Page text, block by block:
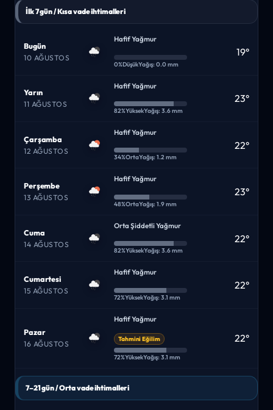
İlk 7 gün / Kısa vade ihtimalleri
Bugün
10 AĞUSTOS
Hafif Yağmur
0%DüşükYağış: 0.0 mm
19°
Yarın
11 AĞUSTOS
Hafif Yağmur
82%YüksekYağış: 3.6 mm
23°
Çarşamba
12 AĞUSTOS
Hafif Yağmur
34%OrtaYağış: 1.2 mm
22°
Perşembe
13 AĞUSTOS
Hafif Yağmur
48%OrtaYağış: 1.9 mm
23°
Cuma
14 AĞUSTOS
Orta Şiddetli Yağmur
82%YüksekYağış: 3.6 mm
22°
Cumartesi
15 AĞUSTOS
Hafif Yağmur
72%YüksekYağış: 3.1 mm
22°
Pazar
16 AĞUSTOS
Hafif Yağmur
Tahmini Eğilim
72%YüksekYağış: 3.1 mm
22°
7–21 gün / Orta vade ihtimalleri